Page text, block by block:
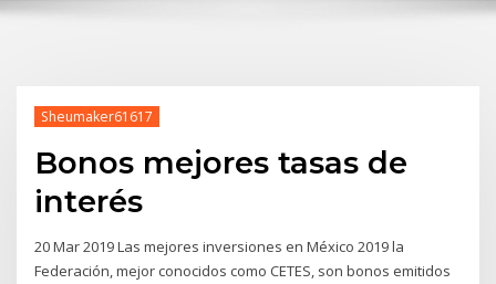
Sheumaker61617
Bonos mejores tasas de
interés
20 Mar 2019 Las mejores inversiones en México 2019 la
Federación, mejor conocidos como CETES, son bonos emitidos